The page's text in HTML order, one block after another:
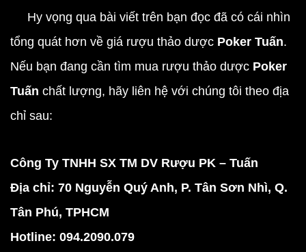
Hy vọng qua bài viết trên bạn đọc đã có cái nhìn
tổng quát hơn về giá rượu thảo dược Poker Tuấn.
Nếu bạn đang cần tìm mua rượu thảo dược Poker
Tuấn chất lượng, hãy liên hệ với chúng tôi theo địa
chỉ sau:
Công Ty TNHH SX TM DV Rượu PK – Tuấn
Địa chỉ: 70 Nguyễn Quý Anh, P. Tân Sơn Nhì, Q.
Tân Phú, TPHCM
Hotline: 094.2090.079